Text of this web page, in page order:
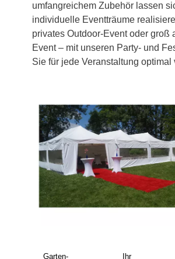
umfangreichem Zubehör lassen
individuelle Eventträume
privates Outdoor-Event oder groß
Event – mit unseren Party- und
Sie für jede Veranstaltung optimal
Garten- Ihr